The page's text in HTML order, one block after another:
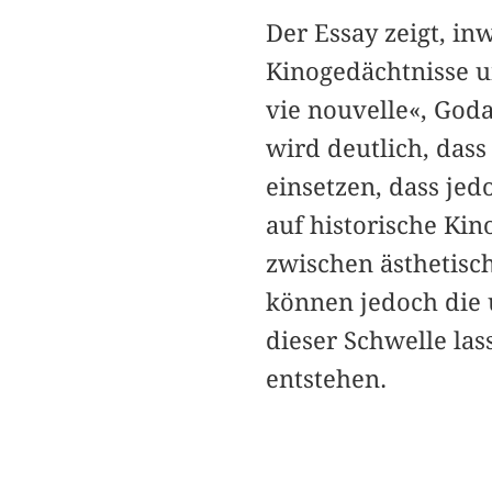
Der Essay zeigt,
Kinogedächtnisse
vie nouvelle«,
wird deutlich,
einsetzen, dass
auf historische
zwischen
können jedoch
dieser Schwelle
entstehen.